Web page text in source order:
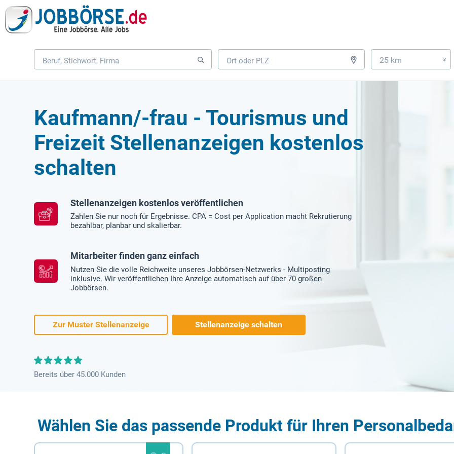
25 km »
Kaufmann/-frau - Tourismus und
Freizeit Stellenanzeigen kostenlos
schalten
Stellenanzeigen kostenlos veröffentlichen
Zahlen Sie nur noch für Ergebnisse. CPA = Cost per Application macht Rekrutierung
bezahlbar, planbar und skalierbar.
Mitarbeiter finden ganz einfach
Nutzen Sie die volle Reichweite unseres Jobbörsen-Netzwerks - Multiposting
inklusive. Wir veröffentlichen Ihre Anzeige automatisch auf über 70 großen
Jobbörsen.
Zur Muster Stellenanzeige Stellenanzeige schalten
Bereits über 45.000 Kunden
Wählen Sie das passende Produkt für Ihren